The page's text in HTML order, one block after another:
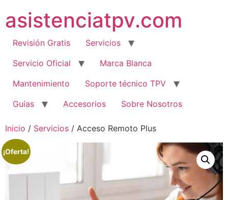
contenido
asistenciatpv.com
Revisión Gratis
Servicios
Servicio Oficial
Marca Blanca
Mantenimiento
Soporte técnico TPV
Guías
Accesorios Sobre Nosotros
Inicio / Servicios / Acceso Remoto Plus
¡Oferta!